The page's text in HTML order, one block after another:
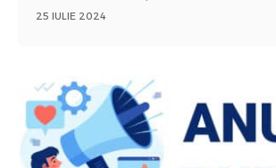
25 IULIE 2024